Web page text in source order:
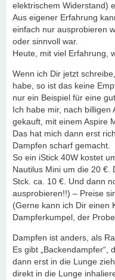
elektrischem Widerstand)
Aus eigener Erfahrung
einfach nur ausprobieren
oder sinnvoll war.
Heute, mit viel Erfahrung,
Wenn ich Dir jetzt
habe, so ist das keine
nur ein Beispiel für eine
Ich habe mir, nach billigen
gekauft, mit einem Aspire
Das hat mich dann erst
Dampfen scharf gemacht.
So ein iStick 40W kostet
Nautilus Mini um die 20 €.
Stck. ca. 10 €. Und dann
ausprobieren!!) – Preise
(Gerne kann ich Dir einen
Dampferkumpel, der
Dampfen ist anders, als
Es gibt „Backendampfer“,
dann erst in die Lunge
direkt in die Lunge